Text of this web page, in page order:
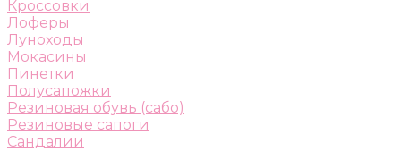
Кроссовки
Лоферы
Луноходы
Мокасины
Пинетки
Полусапожки
Резиновая обувь (сабо)
Резиновые сапоги
Сандалии